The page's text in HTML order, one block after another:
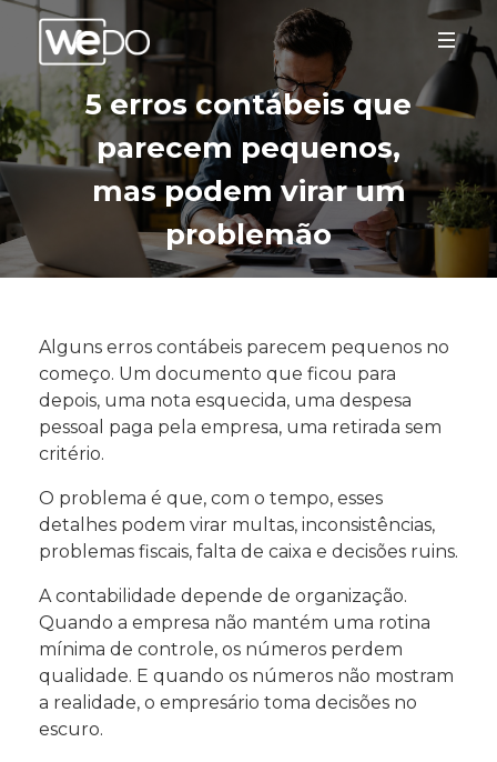
5 erros contábeis que
parecem pequenos,
mas podem virar um
problemão
Alguns erros contábeis parecem pequenos no
começo. Um documento que ficou para
depois, uma nota esquecida, uma despesa
pessoal paga pela empresa, uma retirada sem
critério.
O problema é que, com o tempo, esses
detalhes podem virar multas, inconsistências,
problemas fiscais, falta de caixa e decisões ruins.
A contabilidade depende de organização.
Quando a empresa não mantém uma rotina
mínima de controle, os números perdem
qualidade. E quando os números não mostram
a realidade, o empresário toma decisões no
escuro.